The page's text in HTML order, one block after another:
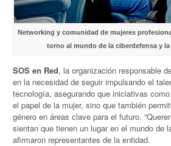
Networking y comunidad de mujeres
torno al mundo de la ciberdefensa y
SOS en Red, la organización responsable
en la necesidad de seguir impulsando el
tecnología, asegurando que iniciativas
el papel de la mujer, sino que también
género en áreas clave para el futuro.
sientan que tienen un lugar en el mundo de
afirmaron representantes de la entidad.